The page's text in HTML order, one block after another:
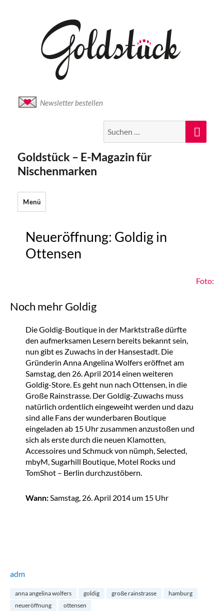
Newsletter bestellen
nach:
Goldstück – E-Magazin für
Nischenmarken
Menü
Neueröffnung: Goldig in
Ottensen
Foto:
Noch mehr Goldig
Die Goldig-Boutique in der Marktstraße dürfte
den aufmerksamen Lesern bereits bekannt sein,
nun gibt es Zuwachs in der Hansestadt. Die
Gründerin Anna Angelina Wolfers eröffnet am
Samstag, den 26. April 2014 einen weiteren
Goldig-Store. Es geht nun nach Ottensen, in die
Große Rainstrasse. Der Goldig-Zuwachs muss
natürlich ordentlich eingeweiht werden und dazu
sind alle Fans der wunderbaren Boutique
eingeladen ab 15 Uhr zusammen anzustoßen und
sich als erste durch die neuen Klamotten,
Accessoires und Schmuck von nümph, Selected,
mbyM, Sugarhill Boutique, Motel Rocks und
TomShot – Berlin durchzustöbern.
Wann:Samstag, 26. April 2014 um 15 Uhr
adm
anna angelina wolfers goldig große rainstrasse
hamburg
neueröffnung
ottensen